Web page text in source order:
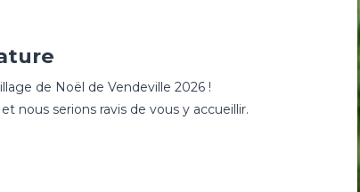
de Noël de Vendeville 2026 !
nous serions ravis de vous y accueillir.